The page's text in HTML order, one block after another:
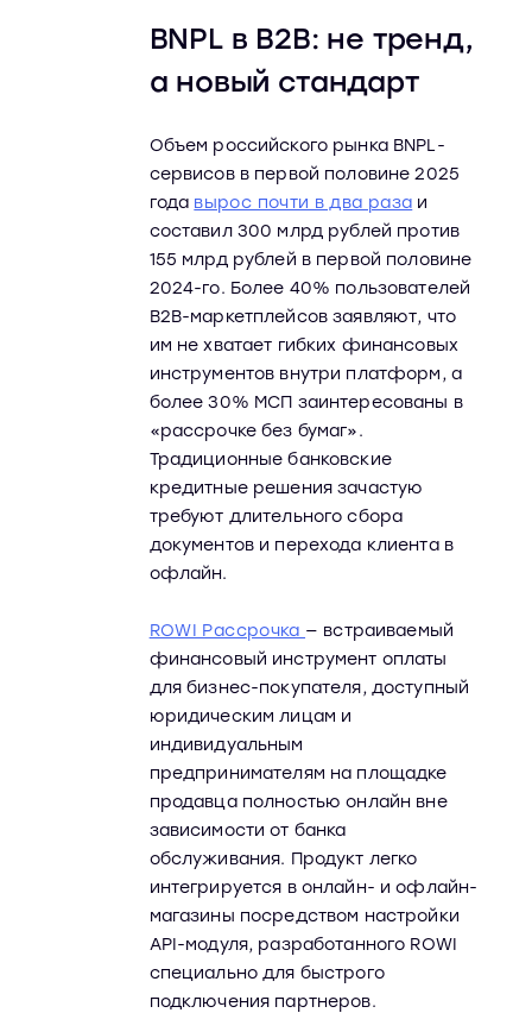
BNPL в B2B: не тренд,
а новый стандарт
Объем российского рынка BNPL-
сервисов в первой половине 2025
года вырос почти в два раза и
составил 300 млрд рублей против
155 млрд рублей в первой половине
2024-го. Более 40% пользователей
B2B-маркетплейсов заявляют, что
им не хватает гибких финансовых
инструментов внутри платформ, а
более 30% МСП заинтересованы в
«рассрочке без бумаг».
Традиционные банковские
кредитные решения зачастую
требуют длительного сбора
документов и перехода клиента в
офлайн.
ROWI Рассрочка — встраиваемый
финансовый инструмент оплаты
для бизнес-покупателя, доступный
юридическим лицам и
индивидуальным
предпринимателям на площадке
продавца полностью онлайн вне
зависимости от банка
обслуживания. Продукт легко
интегрируется в онлайн- и офлайн-
магазины посредством настройки
API-модуля, разработанного ROWI
специально для быстрого
подключения партнеров.